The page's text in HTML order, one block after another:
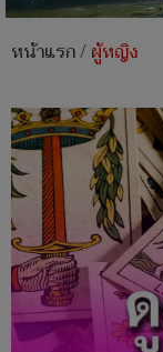
หน้าแรก/ผู้หญิง